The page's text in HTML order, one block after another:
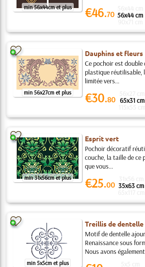
min 56x44cm et plus €46.70 56x44 cm
min 56x27cm et plus
Dauphins et fleurs
Ce pochoir est
plastique réutilisable,
limitée vers...
€30.80 65x31 cm
min 31x56cm et plus
Esprit vert
Pochoir décoratif
couche, la taille de ce
que vous...
€25.00 35x63 cm
min 5x5cm et plus
Treillis de
Motif de dentelle
Renaissance sous
Nous avons